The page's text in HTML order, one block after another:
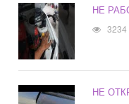
НЕ
3234
НЕ